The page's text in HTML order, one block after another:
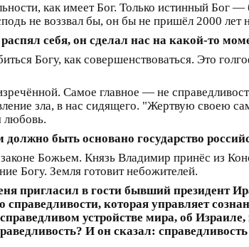
как имеет Бог. Только истинный
не воззвал бы, он бы не пришёл 2000 лет
себя, он сделал нас на какой-то
Богу, как совершенствоваться. Это
Самое главное — не
зла, в нас сидящего. "Жертвую своею
любовь.
быть основано государство
Божьем. Князь Владимир принёс из
Богу. Земля готовит небожителей.
пригласил в гости бывший президент
которая управляет
устройстве мира, об
И он сказал: